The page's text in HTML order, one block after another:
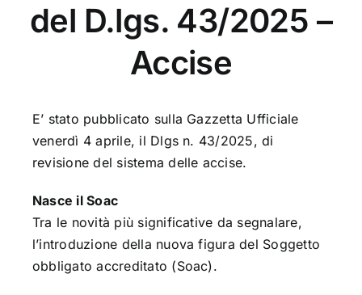
del D.lgs. 43/2025 –
Accise
E’ stato pubblicato sulla Gazzetta Ufficiale
venerdì 4 aprile, il Dlgs n. 43/2025, di
revisione del sistema delle accise.
Nasce il Soac
Tra le novità più significative da segnalare,
l’introduzione della nuova figura del Soggetto
obbligato accreditato (Soac).